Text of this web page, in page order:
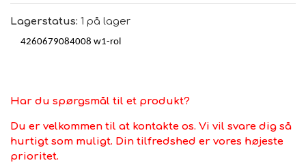
maskinfremstillet af højkvalitets polypropylen/friseé-
garn og er testet for skadelige stoffer med Oeko-Tex
løkke ind i siderne. Så intet står i vejen for selv den
gulvvarme, legetæppet kan nemt rengøres med en
støvsuger eller en fugtig klud.
Lagerstatus: 1 på lager
4260679084008 w1-rol
Har du spørgsmål til et produkt?
Du er velkommen til at kontakte os. Vi vil svare dig så
hurtigt som muligt. Din tilfredshed er vores højeste
prioritet.